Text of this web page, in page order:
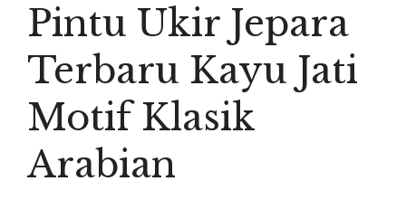
Pintu Ukir Jepara
Terbaru Kayu Jati
Motif Klasik
Arabian